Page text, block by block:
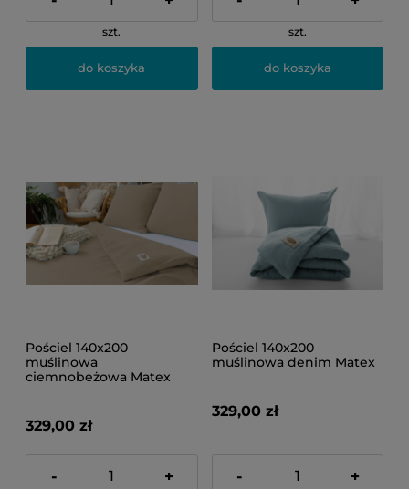
szt.
do koszyka
szt.
do koszyka
Pościel 140x200
muślinowa
ciemnobeżowa Matex
329,00 zł
- +
Pościel 140x200
muślinowa denim Matex
329,00 zł
- +